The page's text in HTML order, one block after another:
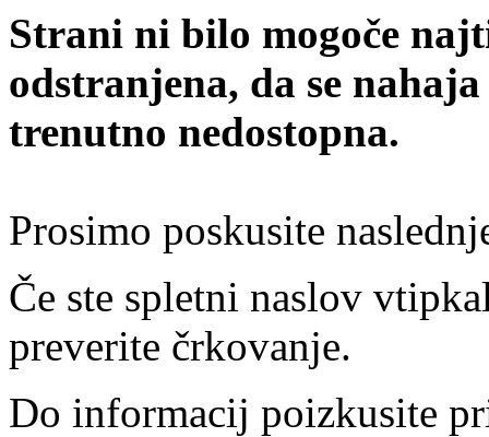
Strani ni bilo mogoče
odstranjena, da se
trenutno nedostopna.
Prosimo poskusite
Če ste spletni naslov
preverite črkovanje.
Do informacij poizkusite